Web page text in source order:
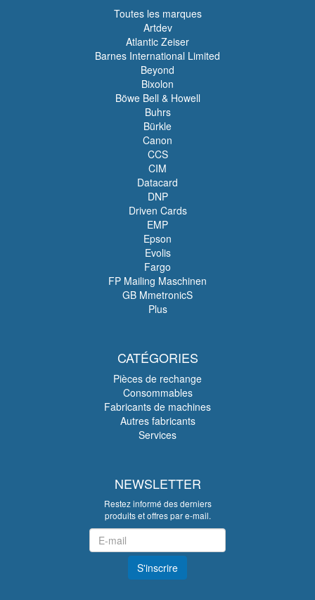
Toutes les marques
Artdev
Atlantic Zeiser
Barnes International Limited
Beyond
Bixolon
Böwe Bell & Howell
Buhrs
Bürkle
Canon
CCS
CIM
Datacard
DNP
Driven Cards
EMP
Epson
Evolis
Fargo
FP Mailing Maschinen
GB MmetronicS
Plus
CATÉGORIES
Pièces de rechange
Consommables
Fabricants de machines
Autres fabricants
Services
NEWSLETTER
Restez informé des derniers
produits et offres par e-mail.
S'inscrire